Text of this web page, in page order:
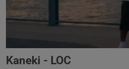
Kaneki - LOC